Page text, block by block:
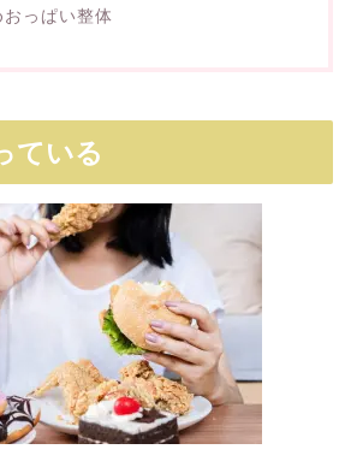
おっぱい整体
ている